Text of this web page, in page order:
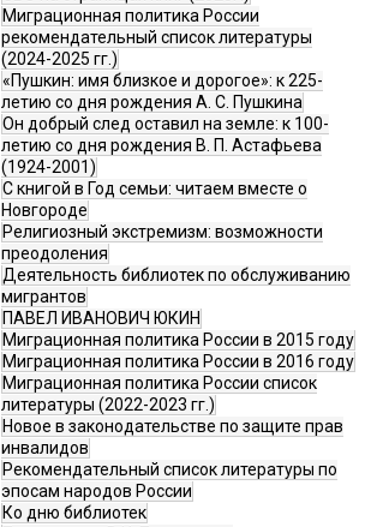
Миграционная политика России
рекомендательный список литературы
(2024-2025 гг.)
«Пушкин: имя близкое и дорогое»: к 225-
летию со дня рождения А. С. Пушкина
Он добрый след оставил на земле: к 100-
летию со дня рождения В. П. Астафьева
(1924-2001)
С книгой в Год семьи: читаем вместе о
Новгороде
Религиозный экстремизм: возможности
преодоления
Деятельность библиотек по обслуживанию
мигрантов
ПАВЕЛ ИВАНОВИЧ ЮКИН
Миграционная политика России в 2015 году
Миграционная политика России в 2016 году
Миграционная политика России список
литературы (2022-2023 гг.)
Новое в законодательстве по защите прав
инвалидов
Рекомендательный список литературы по
эпосам народов России
Ко дню библиотек